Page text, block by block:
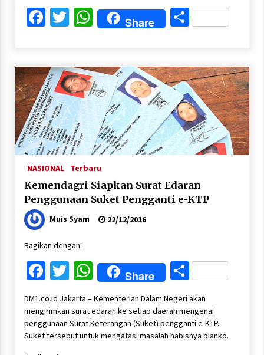
Facebook
Twitter
WhatsApp
Share Share
NASIONAL Terbaru
Kemendagri Siapkan Surat Edaran
Penggunaan Suket Pengganti e-KTP
Muis Syam 22/12/2016
Bagikan dengan:
Facebook
Twitter
WhatsApp
Share Share
DM1.co.id Jakarta – Kementerian Dalam Negeri akan
mengirimkan surat edaran ke setiap daerah mengenai
penggunaan Surat Keterangan (Suket) pengganti e-KTP.
Suket tersebut untuk mengatasi masalah habisnya blanko.